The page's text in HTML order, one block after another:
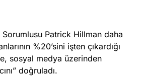
Sorumlusu Patrick Hillman daha
%20’sini işten çıkardığı
sosyal medya üzerinden
doğruladı.